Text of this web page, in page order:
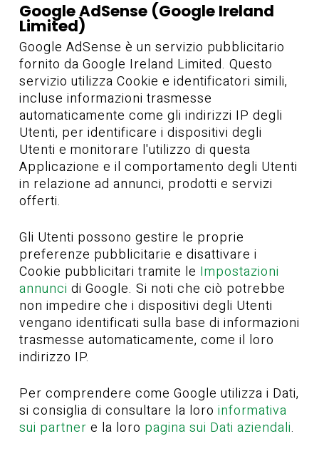
Google AdSense (Google Ireland
Limited)
Google AdSense è un servizio pubblicitario
fornito da Google Ireland Limited. Questo
servizio utilizza Cookie e identificatori simili,
incluse informazioni trasmesse
automaticamente come gli indirizzi IP degli
Utenti, per identificare i dispositivi degli
Utenti e monitorare l'utilizzo di questa
Applicazione e il comportamento degli Utenti
in relazione ad annunci, prodotti e servizi
offerti.
Gli Utenti possono gestire le proprie
preferenze pubblicitarie e disattivare i
Cookie pubblicitari tramite le Impostazioni
annunci di Google. Si noti che ciò potrebbe
non impedire che i dispositivi degli Utenti
vengano identificati sulla base di informazioni
trasmesse automaticamente, come il loro
indirizzo IP.
Per comprendere come Google utilizza i Dati,
si consiglia di consultare la loro informativa
sui partner e la loro pagina sui Dati aziendali.